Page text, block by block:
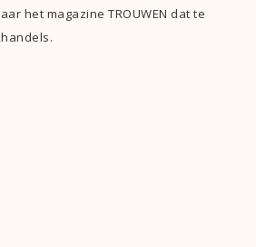
het magazine TROUWEN dat te